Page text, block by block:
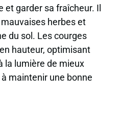
et garder sa fraîcheur. Il
herbes et
du sol. Les courges
hauteur, optimisant
la lumière de mieux
maintenir une bonne